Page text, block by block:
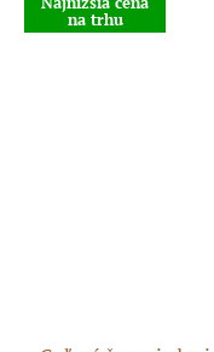
na trhu